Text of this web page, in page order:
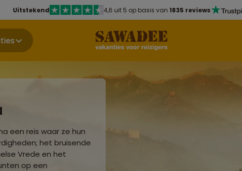
Uitstekend 4,6 uit 5 op basis van 1835 reviews
een reis waar ze hun
het bruisende
Vrede en het
op een